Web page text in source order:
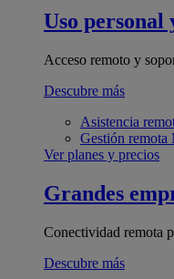
Uso personal
Acceso remoto y
Descubre más
Asistencia
Gestión remota
Ver planes y precios
Grandes
Conectividad remota
Descubre más